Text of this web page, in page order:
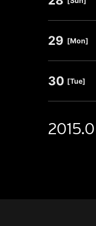
29 [Mon]
30 [Tue]